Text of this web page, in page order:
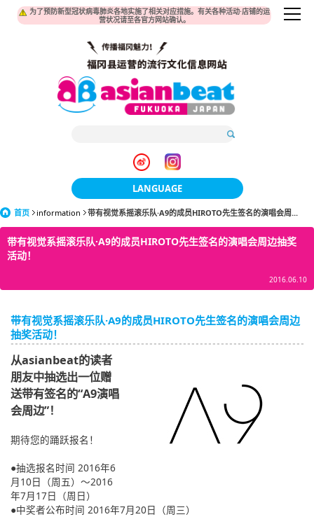
为了预防新型冠状病毒肺炎各地实施了相关对应措施。有关各种活动·店铺的运
营状况请至各官方网站确认。
LANGUAGE
日本語
한국어
English
Bahasa Indonesia
首页 information 带有视觉系摇滚乐队·A9的成员HIROTO先生签名的演唱会周...
带有视觉系摇滚乐队·A9的成员HIROTO先生签名的演唱会周边抽奖
活动！
2016.06.10
带有视觉系摇滚乐队·A9的成员HIROTO先生签名的演唱会周边
抽奖活动！
从asianbeat的读者
朋友中抽选出一位赠
送带有签名的“A9演唱
会周边”！
期待您的踊跃报名！
●抽选报名时间 2016年6
月10日（周五）～2016
年7月17日（周日）
●中奖者公布时间 2016年7月20日（周三）